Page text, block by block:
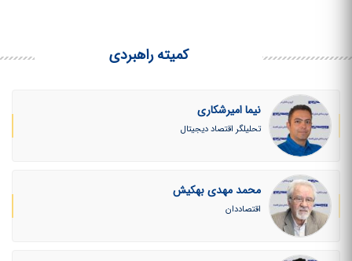
کمیته راهبردی
نیما امیرشکاری
تحلیلگر اقتصاد دیجیتال
محمد مهدی بهکیش
اقتصاددان